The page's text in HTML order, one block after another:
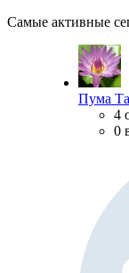
Самые активные
Пума
4
0